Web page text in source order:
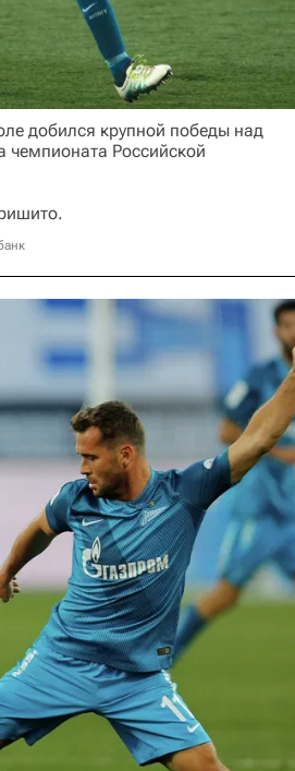
добился крупной победы над
Российской